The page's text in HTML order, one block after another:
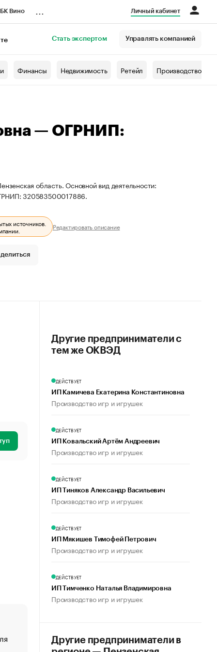
Вино Личный кабинет
Стать экспертом Управлять компанией
Финансы Недвижимость Ретейл Производство
— ОГРНИП:
область. Основной вид деятельности:
320583500017886.
источников. Редактировать описание
«От спорта тело стареет иначе». Как живет глава
создавшей GTA
Другие предприниматели с
тем же ОКВЭД
ДЕЙСТВУЕТ
ИП Камичева Екатерина Константиновна
Производство игр и игрушек
ДЕЙСТВУЕТ
ИП Ковальский Артём Андреевич
Производство игр и игрушек
ДЕЙСТВУЕТ
ИП Тиняков Александр Васильевич
Производство игр и игрушек
ДЕЙСТВУЕТ
ИП Мякишев Тимофей Петрович
Производство игр и игрушек
ДЕЙСТВУЕТ
ИП Тимченко Наталья Владимировна
Производство игр и игрушек
Другие предприниматели в